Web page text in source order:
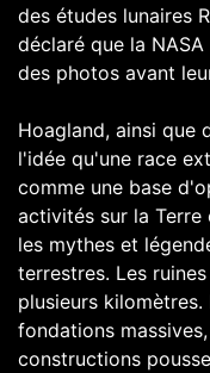
des études lunaires
déclaré que la
des photos avant
Hoagland, ainsi que
l'idée qu'une race
comme une base
activités sur la
les mythes et
terrestres. Les
plusieurs
fondations
constructions